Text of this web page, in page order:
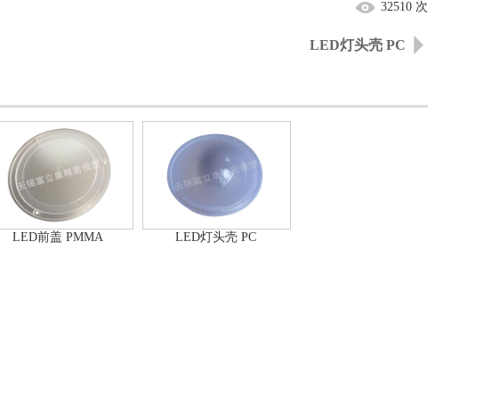
32510 次
LED灯头壳 PC
LED前盖 PMMA LED灯头壳 PC